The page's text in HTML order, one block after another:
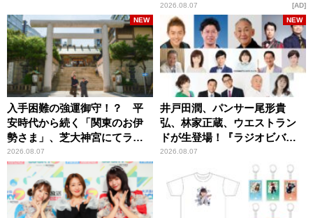
2026.08.07 AD
入手困難の強運御守！？ 平
安時代から続く「関東のお伊
勢さま」、芝大神宮にてラン
パンプスが合格祈願！
2026.08.07
NEW
井戸田潤、パンサー尾形貴
弘、林家正蔵、ウエストラン
ドが生登場！『ラジオビバリ
ー昼ズ』
2026.08.07
NEW